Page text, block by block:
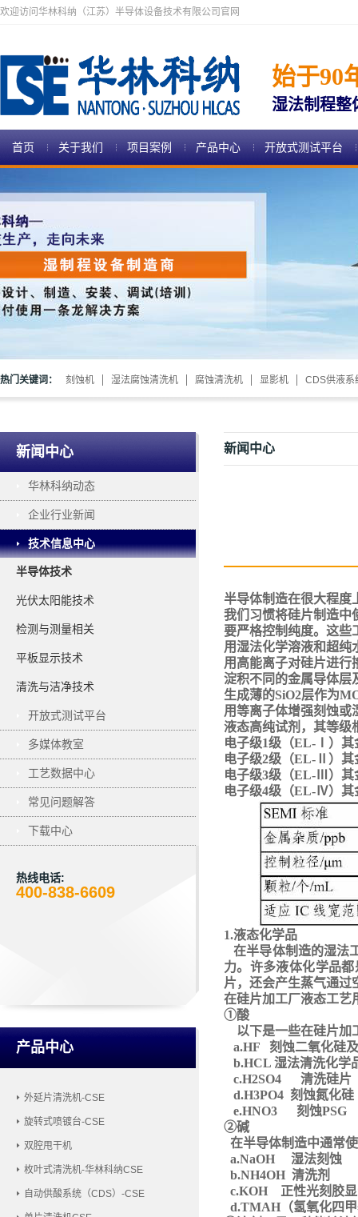
欢迎访问华林科纳（江苏）半导体设备技术有限公司官网
始于90
湿法制程整
首页 关于我们 项目案例 产品中心 开放式测试平台
热门关键词： 刻蚀机 湿法腐蚀清洗机 腐蚀清洗机 显影机 CDS供液系
新闻中心
华林科纳动态
企业行业新闻
技术信息中心
半导体技术
光伏太阳能技术
检测与测量相关
平板显示技术
清洗与洁净技术
开放式测试平台
多媒体教室
工艺数据中心
常见问题解答
下载中心
热线电话:
400-838-6609
产品中心
外延片清洗机-CSE
旋转式喷镀台-CSE
双腔甩干机
枚叶式清洗机-华林科纳CSE
自动供酸系统（CDS）-CSE
新闻中心
半导体制造在很大程度
我们习惯将硅片制造中
要严格控制纯度。这些
用湿法化学溶液和超纯
用高能离子对硅片进行
淀积不同的金属导体层
生成薄的SiO2层作为
用等离子体增强刻蚀或
液态高纯试剂，其等级
电子级1级（EL-Ⅰ）其
电子级2级（EL-Ⅱ）其
电子级3级（EL-Ⅲ）其
电子级4级（EL-Ⅳ）其
1.液态化学品
在半导体制造的湿法
力。许多液体化学品
片，还会产生蒸气通过
在硅片加工厂液态工艺
①酸
以下是一些在硅片加
a.HF 刻蚀二氧化硅
b.HCL 湿法清洗化学
c.H2SO4 清洗硅片
d.H3PO4 刻蚀氮化硅
e.HNO3 刻蚀PSG
②碱
在半导体制造中通常
a.NaOH 湿法刻蚀
b.NH4OH 清洗剂
c.KOH 正性光刻胶
d.TMAH（氢氧化四